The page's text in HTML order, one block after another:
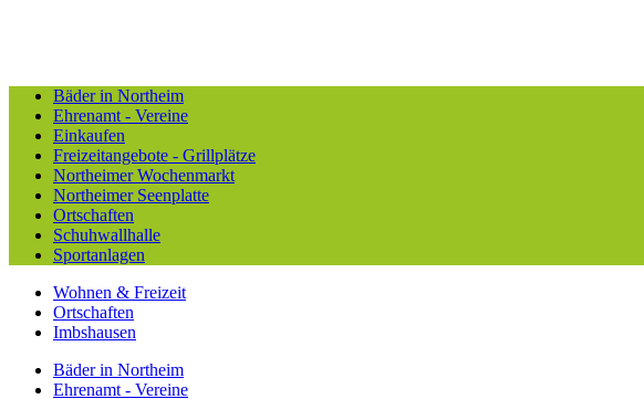
Bäder in Northeim
Ehrenamt - Vereine
Einkaufen
Freizeitangebote - Grillplätze
Northeimer Wochenmarkt
Northeimer Seenplatte
Ortschaften
Schuhwallhalle
Sportanlagen
Wohnen & Freizeit
Ortschaften
Imbshausen
Bäder in Northeim
Ehrenamt - Vereine